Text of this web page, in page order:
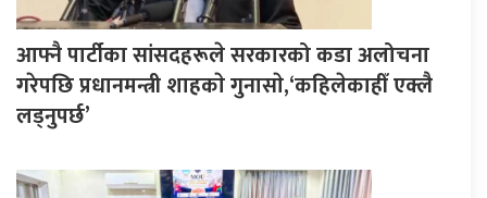
आफ्नै पार्टीका सांसदहरूले सरकारको कडा अलोचना
गरेपछि प्रधानमन्त्री शाहकाे गुनासाे,‘कहिलेकाहीँ एक्लै
लड्नुपर्छ’